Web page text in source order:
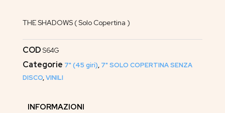
THE SHADOWS ( Solo Copertina )
COD S64G
Categorie 7" (45 giri), 7" SOLO COPERTINA SENZA
DISCO,VINILI
INFORMAZIONI